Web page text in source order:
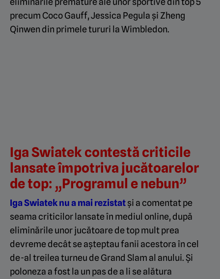
precum Coco Gauff, Jessica Pegula și Zheng
Qinwen din primele tururi la Wimbledon.
Iga Swiatek contestă criticile
lansate împotriva jucătoarelor
de top: „Programul e nebun”
Iga Swiatek nu a mai rezistatși a comentat pe
seama criticilor lansate în mediul online, după
eliminările unor jucătoare de top mult prea
devreme decât se așteptau fanii acestora în cel
de-al treilea turneu de Grand Slam al anului. Și
poloneza a fost la un pas de a li se alătura